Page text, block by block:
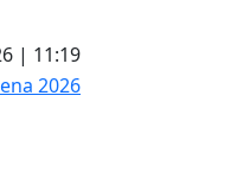
| 11:19
2026